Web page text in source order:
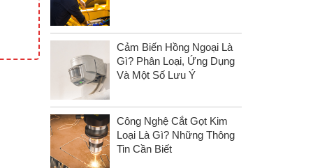
Cảm Biến Hồng Ngoại Là
Gì? Phân Loại, Ứng Dụng
Và Một Số Lưu Ý
Công Nghệ Cắt Gọt Kim
Loại Là Gì? Những Thông
Tin Cần Biết